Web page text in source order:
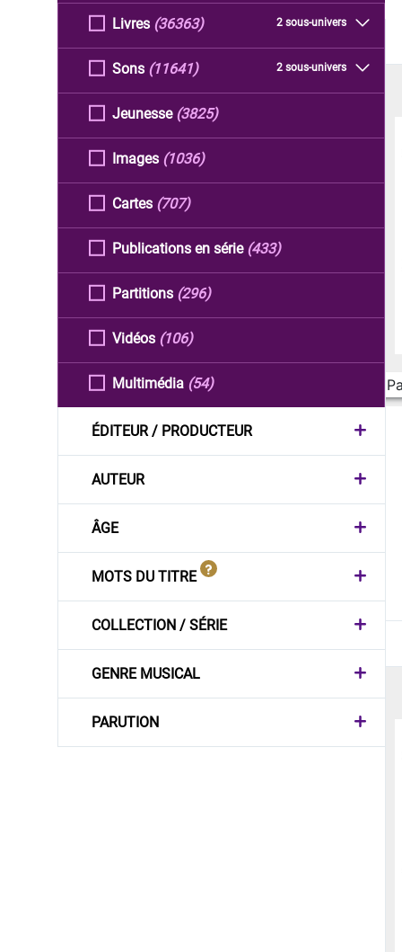
Livres 2 sous-univers
(36363)
Sons 2 sous-univers
(11641)
Jeunesse (3825)
Images (1036)
Cartes (707)
Publications en série (433)
Partitions (296)
Vidéos (106)
Multimédia (54)
ÉDITEUR / PRODUCTEUR
AUTEUR
ÂGE
MOTS DU TITRE
COLLECTION / SÉRIE
GENRE MUSICAL
PARUTION